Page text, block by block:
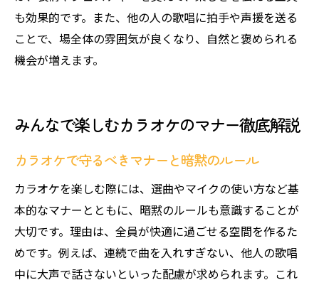
も効果的です。また、他の人の歌唱に拍手や声援を送る
ことで、場全体の雰囲気が良くなり、自然と褒められる
機会が増えます。
みんなで楽しむカラオケのマナー徹底解説
カラオケで守るべきマナーと暗黙のルール
カラオケを楽しむ際には、選曲やマイクの使い方など基
本的なマナーとともに、暗黙のルールも意識することが
大切です。理由は、全員が快適に過ごせる空間を作るた
めです。例えば、連続で曲を入れすぎない、他人の歌唱
中に大声で話さないといった配慮が求められます。これ